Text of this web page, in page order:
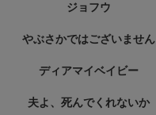
ジョフウ
やぶさかではございません
ディアマイベイビー
夫よ、死んでくれないか